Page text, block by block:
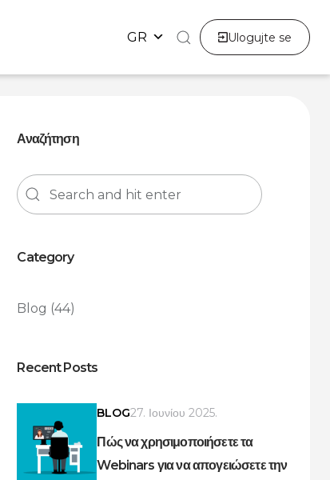
GR Ulogujte se
Αναζήτηση
Category
Blog (44)
Recent Posts
BLOG27. Ιουνίου 2025.
Πώς να χρησιμοποιήσετε τα
Webinars για να απογειώσετε την